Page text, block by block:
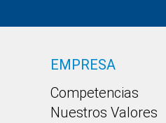
EMPRESA
Competencias
Nuestros Valores